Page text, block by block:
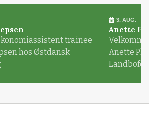
trainee
hos Østdansk
3. AUG.
Anette
Anette